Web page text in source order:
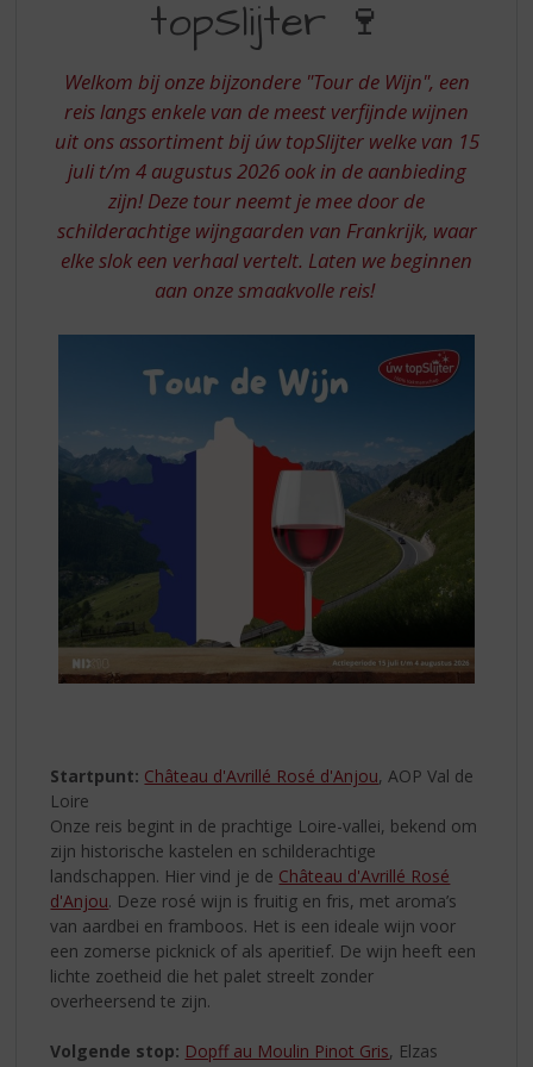
UW
TOPSLIJTER
topSlijter 🍷
Welkom bij onze bijzondere "Tour de Wijn", een
reis langs enkele van de meest verfijnde wijnen
uit ons assortiment bij úw topSlijter welke van 15
juli t/m 4 augustus 2026 ook in de aanbieding
zijn! Deze tour neemt je mee door de
schilderachtige wijngaarden van Frankrijk, waar
elke slok een verhaal vertelt. Laten we beginnen
aan onze smaakvolle reis!
Startpunt: Château d'Avrillé Rosé d'Anjou, AOP Val de
Loire
Onze reis begint in de prachtige Loire-vallei, bekend om
zijn historische kastelen en schilderachtige
landschappen. Hier vind je de Château d'Avrillé Rosé
d'Anjou. Deze rosé wijn is fruitig en fris, met aroma’s
van aardbei en framboos. Het is een ideale wijn voor
een zomerse picknick of als aperitief. De wijn heeft een
lichte zoetheid die het palet streelt zonder
overheersend te zijn.
Volgende stop: Dopff au Moulin Pinot Gris, Elzas